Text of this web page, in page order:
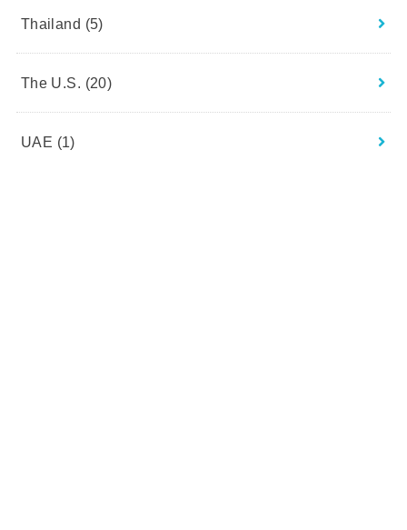
Thailand (5)
The U.S. (20)
UAE (1)